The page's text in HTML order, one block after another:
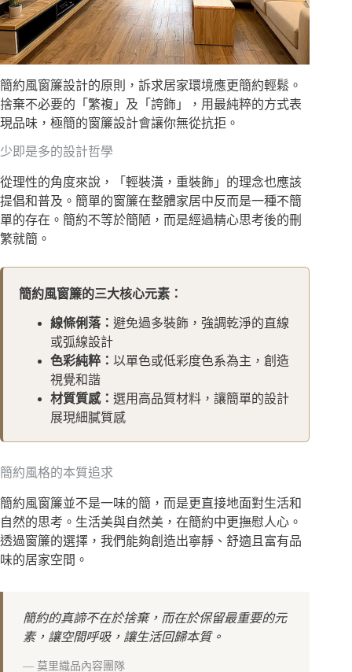
簡約風窗簾設計的原則，訴求居家環境應更簡約輕鬆。
捨棄不必要的「繁複」及「誇飾」，用最純粹的方式表
現品味，極簡的窗簾設計會讓你無從抗拒。
少即是多的設計哲學
從理性的角度來說，「輕裝潢，重裝飾」的理念也應該
提倡和普及。簡單的窗簾在整體家居中反而是一種不簡
單的存在。簡約不等於簡陋，而是經過精心思考後的刪
繁就簡。
簡約風窗簾的三大核心元素：
線條俐落： 避免過多裝飾，強調乾淨的直線
或弧線設計
色彩純粹： 以單色或低彩度色系為主，創造
視覺和諧
材質質感： 選用高品質材料，讓簡單的設計
展現細膩質感
簡約風格的本質追求
簡約風窗簾並不是一味的簡，而是更直接地面對生活和
自然的思考。生活美與自然美，在簡約中更撫慰人心。
透過窗簾的選擇，我們能夠創造出寧靜、舒適且富有品
味的居家空間。
簡約的真諦不在於捨棄，而在於保留最重要的元
素，讓空間呼吸，讓生活回歸本質。
— 莫里織品內容團隊